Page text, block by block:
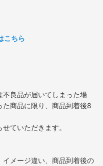
こちら
良品が届いてしまった場
商品に限り、商品到着後8
ていただきます。
メージ違い、商品到着後の